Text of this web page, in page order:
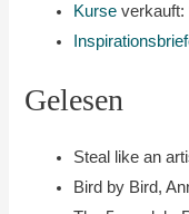
Kurse verkauft:
Gelesen
Steal like an
Bird by Bird,